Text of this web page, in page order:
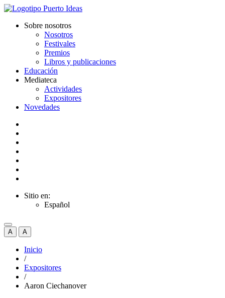
Sobre nosotros
Nosotros
Festivales
Premios
Libros y publicaciones
Educación
Mediateca
Actividades
Expositores
Novedades
Sitio en:
Español
A A
Inicio
/
Expositores
/
Aaron Ciechanover